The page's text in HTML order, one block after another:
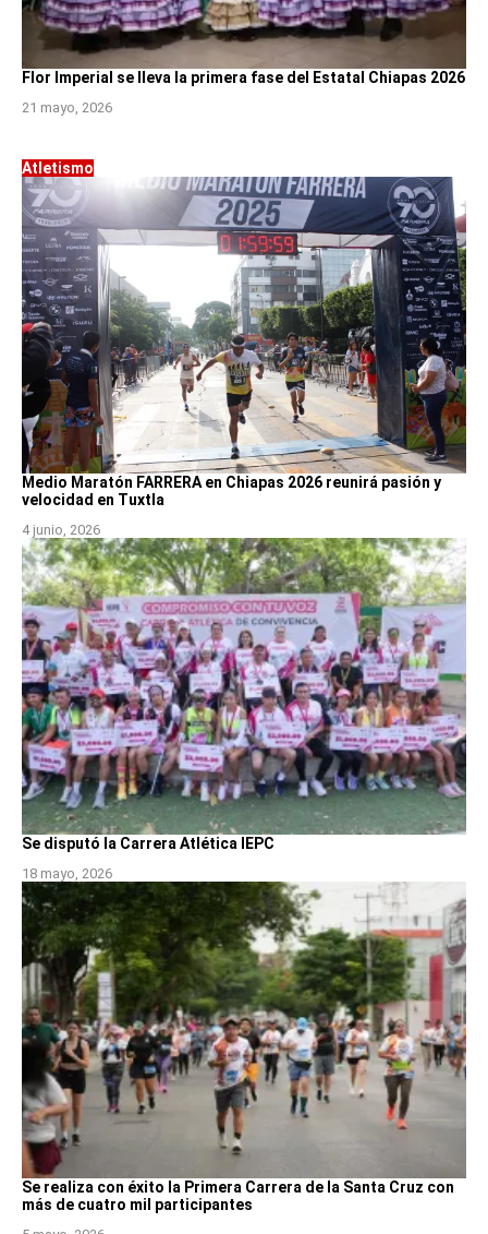
Flor Imperial se lleva la primera fase del Estatal Chiapas 2026
21 mayo, 2026
Atletismo
Medio Maratón FARRERA en Chiapas 2026 reunirá pasión y
velocidad en Tuxtla
4 junio, 2026
Se disputó la Carrera Atlética IEPC
18 mayo, 2026
Se realiza con éxito la Primera Carrera de la Santa Cruz con
más de cuatro mil participantes